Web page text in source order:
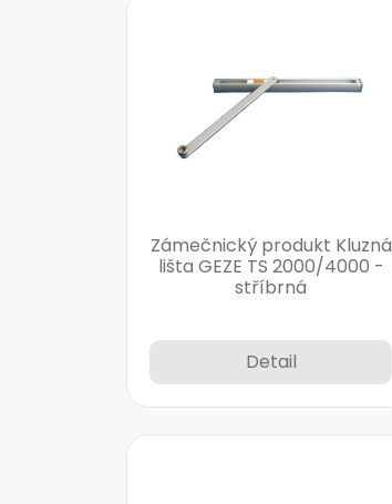
Zámečnický produkt Kluzná
lišta GEZE TS 2000/4000 -
stříbrná
Detail